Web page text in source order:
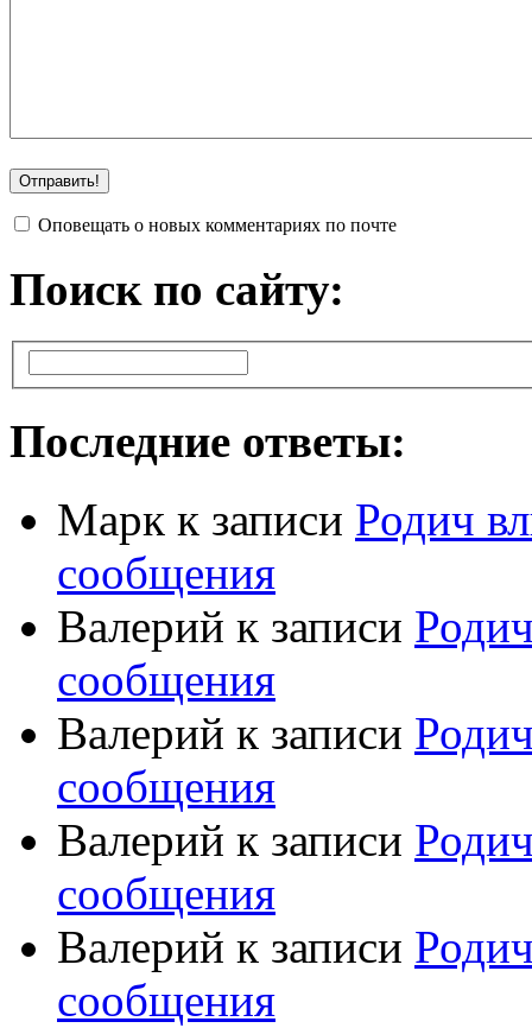
Оповещать о новых комментариях по почте
Поиск по сайту:
Последние ответы:
Марк к записи Родич
сообщения
Валерий к записи
сообщения
Валерий к записи
сообщения
Валерий к записи
сообщения
Валерий к записи
сообщения